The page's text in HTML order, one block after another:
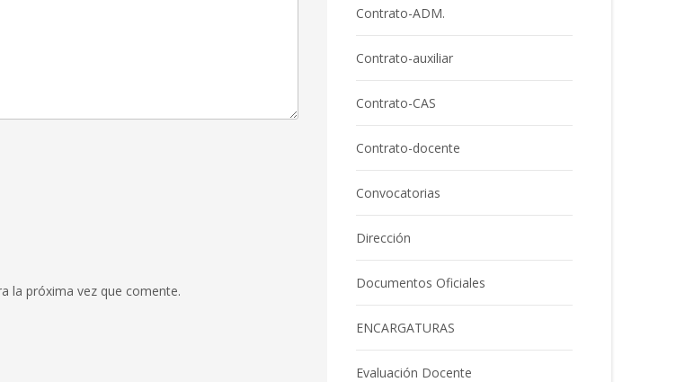
la próxima vez que comente.
Contrato-ADM.
Contrato-auxiliar
Contrato-CAS
Contrato-docente
Convocatorias
Dirección
Documentos Oficiales
ENCARGATURAS
Evaluación Docente